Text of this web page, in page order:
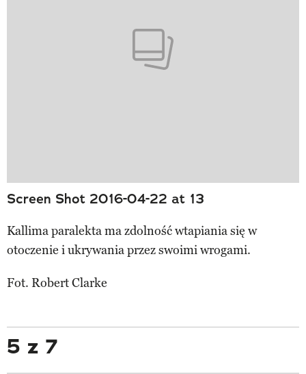
Screen Shot 2016-04-22 at 13
Kallima paralekta ma zdolność wtapiania się w
otoczenie i ukrywania przez swoimi wrogami.
Fot. Robert Clarke
5 z 7